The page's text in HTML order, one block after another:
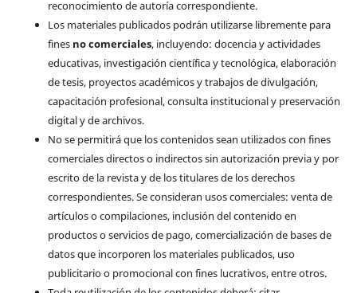
reconocimiento de autoría correspondiente.
Los materiales publicados podrán utilizarse libremente para
fines no comerciales, incluyendo: docencia y actividades
educativas, investigación científica y tecnológica, elaboración
de tesis, proyectos académicos y trabajos de divulgación,
capacitación profesional, consulta institucional y preservación
digital y de archivos.
No se permitirá que los contenidos sean utilizados con fines
comerciales directos o indirectos sin autorización previa y por
escrito de la revista y de los titulares de los derechos
correspondientes. Se consideran usos comerciales: venta de
artículos o compilaciones, inclusión del contenido en
productos o servicios de pago, comercialización de bases de
datos que incorporen los materiales publicados, uso
publicitario o promocional con fines lucrativos, entre otros.